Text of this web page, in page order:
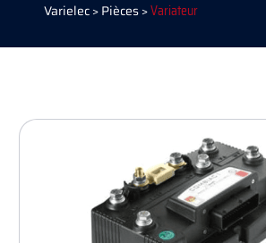
Varielec>Pièces>Variateur